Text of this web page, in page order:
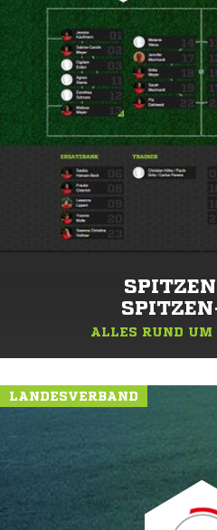
ALLES RUND UM
LANDESVERBAND